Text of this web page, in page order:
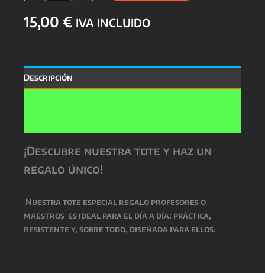
15,00 € IVA INCLUIDO
Descripción
¡Descubre nuestra tote y haz un
regalo único!
Nuestratote especial regalo profesores o
maestros es ideal para el día a día: práctica,
resistente y, sobre todo, diseñada para ellos.